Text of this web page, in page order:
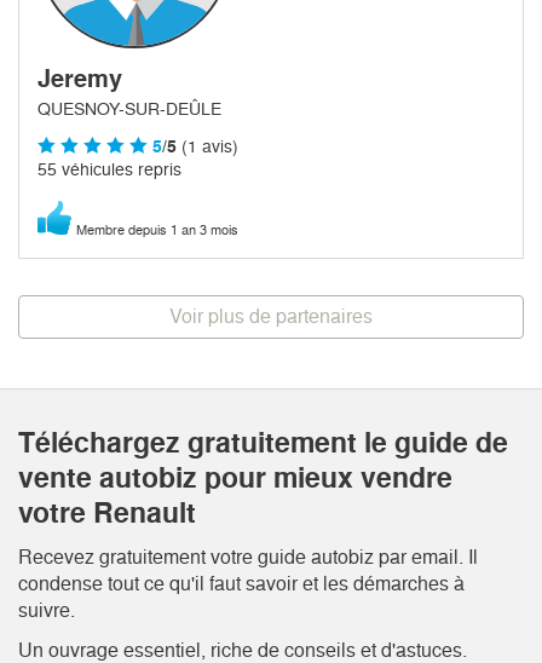
Jeremy
QUESNOY-SUR-DEÛLE
5/5 (1 avis)
55 véhicules repris
Membre depuis 1 an 3 mois
Voir plus de partenaires
Téléchargez gratuitement le guide de
vente autobiz pour mieux vendre
votre Renault
Recevez gratuitement votre guide autobiz par email. Il
condense tout ce qu'il faut savoir et les démarches à
suivre.
Un ouvrage essentiel, riche de conseils et d'astuces.